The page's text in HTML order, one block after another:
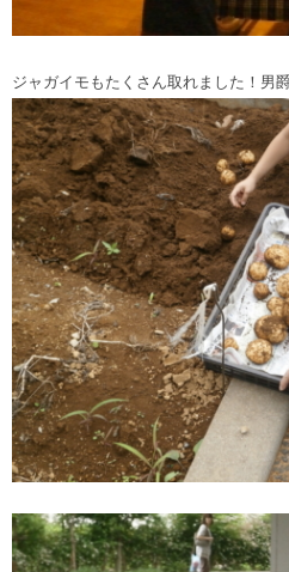
ジャガイモもたくさん取れました！男